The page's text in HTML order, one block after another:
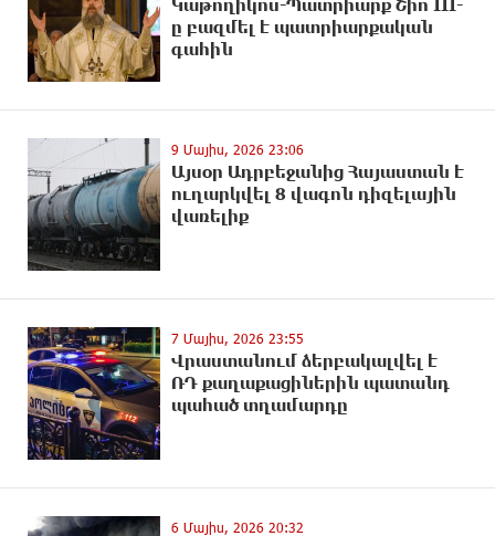
Կաթողիկոս-Պատրիարք Շիո III-
ը բազմել է պատրիարքական
գահին
9 Մայիս, 2026 23:06
Այսօր Ադրբեջանից Հայաստան է
ուղարկվել 8 վագոն դիզելային
վառելիք
7 Մայիս, 2026 23:55
Վրաստանում ձերբակալվել է
ՌԴ քաղաքացիներին պատանդ
պահած տղամարդը
6 Մայիս, 2026 20:32